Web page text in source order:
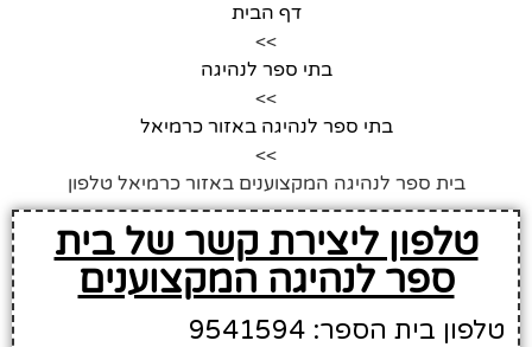
דף הבית
>>
בתי ספר לנהיגה
>>
בתי ספר לנהיגה באזור כרמיאל
>>
בית ספר לנהיגה המקצוענים באזור כרמיאל טלפון
טלפון ליצירת קשר של בית
ספר לנהיגה המקצוענים
טלפון בית הספר: 9541594